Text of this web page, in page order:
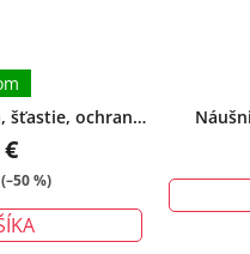
šťastie, ochrana -
(–50 %)